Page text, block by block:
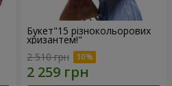
Букет"15 різнокольорових
хризантем!"
2 510 грн